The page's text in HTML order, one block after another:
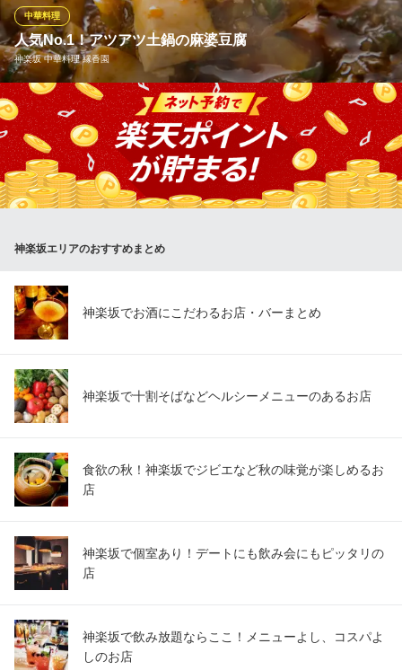
す。初めてご来店の方は是非当店の麻婆豆腐をお召し上がり下さ
い。
神楽坂 中華料理 水漫庭
神楽坂の本格中華料理店
地下鉄有楽町線飯田橋駅B3番出口 徒歩1分
東京都新宿区神楽坂2-10 カグラビルズB1
人気No.1！アツアツ土鍋の麻婆豆腐
神楽坂 中華料理 縁香園
中華料理
当店で人気No.1を誇る麻婆豆腐は、豆腐屋さんが手作りする豆
腐、挽き肉、ネギを3種類の豆板醤で絡めた口どけの良い逸品。片
栗粉で締める際に豆板醤のタレと豆腐がうまく混ざるように調整
し、どちらもバランス良くおいしくお召し上がりいただけるのが
特徴です。辛味が効いて〆にもピッタリ！熱々を土鍋でご提供い
たします。
神楽坂 中華料理 縁香園
都営大江戸線牛込神楽坂駅A3番出口 徒歩3分
東京都新宿区神楽坂5-1 神楽坂テラスビル2F
神楽坂エリアのおすすめまとめ
神楽坂でお酒にこだわるお店・バーまとめ
神楽坂で十割そばなどヘルシーメニューのあるお店
食欲の秋！神楽坂でジビエなど秋の味覚が楽しめるお
店
神楽坂で個室あり！デートにも飲み会にもピッタリの
店
神楽坂で飲み放題ならここ！メニューよし、コスパよ
しのお店